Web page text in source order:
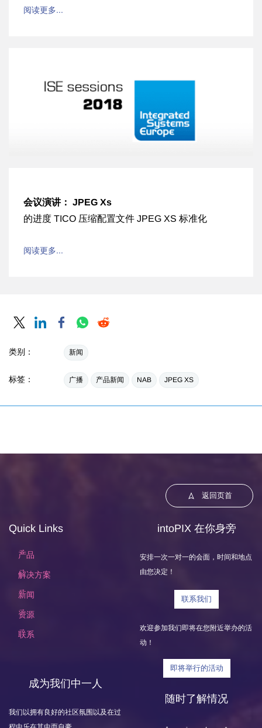
阅读更多...
会议演讲： JPEG Xs
的进度 TICO 压缩配置文件 JPEG XS 标准化
阅读更多...
类别： 新闻
标签： 广播 产品新闻 NAB JPEG XS
返回页首
Quick Links
产品
解决方案
新闻
资源
联系
intoPIX 在你身旁
安排一次一对一的会面，时间和地点
由您决定！
联系我们
欢迎参加我们即将在您附近举办的活
动！
即将举行的活动
成为我们中一人
我们以拥有良好的社区氛围以及在过
随时了解情况